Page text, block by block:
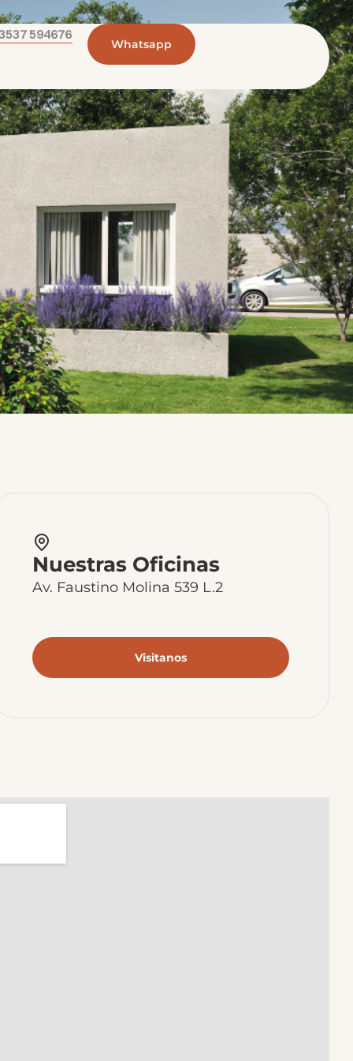
594676
Whatsapp
Nuestras Oficinas
Av. Faustino Molina 539 L.2
Visitanos